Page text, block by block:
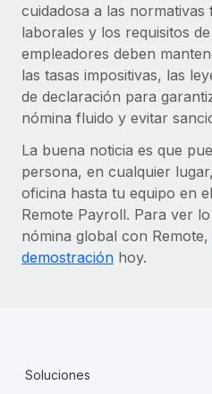
cuidadosa a las normativas
laborales y los requisitos
empleadores deben
las tasas impositivas, las
de declaración para
nómina fluido y evitar
La buena noticia es que
persona, en cualquier
oficina hasta tu equipo en
Remote Payroll. Para ver
nómina global con Remote,
demostración hoy.
Soluciones